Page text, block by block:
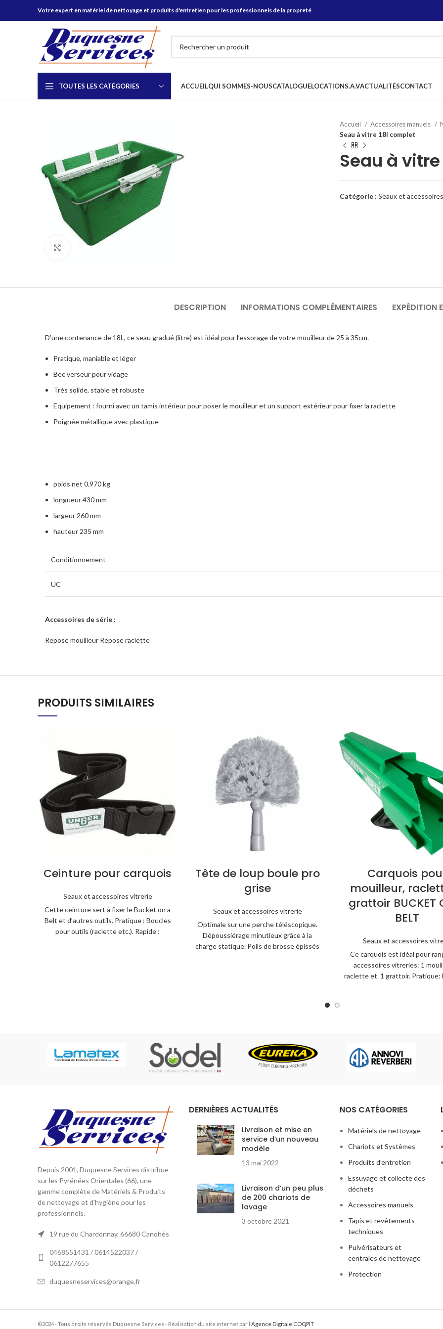
Votre expert en matériel de nettoyage et produits d'entretien pour les professionnels de la propreté
TOUTES LES CATÉGORIES ACCUEILQUI SOMMES-NOUSCATALOGUELOCATIONS.A.VACTUALITÉSCONTACT
Click to enlarge
Accueil Accessoires manuels
Seau à vitre 18l complet
Seau à
Catégorie : Seaux et
DESCRIPTION INFORMATIONS COMPLÉMENTAIRES EXPÉDITION
D’une contenance de 18L, ce seau gradué (litre) est idéal pour l’essorage de votre mouilleur de 25 à 35cm.
Pratique, maniable et léger
Bec verseur pour vidage
Très solide, stable et robuste
Equipement : fourni avec un tamis intérieur pour poser le mouilleur et un support extérieur pour fixer la raclette
Poignée métallique avec plastique
poids net 0.970 kg
longueur 430 mm
largeur 260 mm
hauteur 235 mm
Conditionnement
UC
Accessoires de série :
Repose mouilleur Repose raclette
PRODUITS SIMILAIRES
Ceinture pour carquois
Seaux et accessoires vitrerie
Cette ceinture sert à fixer le Bucket on a
Belt et d’autres outils. Pratique : Boucles
pour outils (raclette etc.). Rapide :
Tête de loup boule pro
grise
Seaux et accessoires vitrerie
Optimale sur une perche téléscopique.
Dépoussiérage minutieux grâce à la
charge statique. Poils de brosse épissés
Carquois
mouilleur,
grattoir BUCKET
BELT
Seaux et accessoires
Ce carquois est idéal pour
accessoires vitreries: 1
raclette et 1 grattoir. Pratique:
Depuis 2001, Duquesne Services distribue
sur les Pyrénées Orientales (66), une
gamme complète de Matériels & Produits
de nettoyage et d'hygiène pour les
professionnels.
19 rue du Chardonnay, 66680 Canohès
0468551431 / 0614522037 /
0612277655
duquesneservices@orange.fr
DERNIÈRES ACTUALITÉS
Livraison et mise en
service d’un nouveau
modèle
13 mai 2022
Livraison d’un peu plus
de 200 chariots de
lavage
3 octobre 2021
NOS CATÉGORIES
Matériels de nettoyage
Chariots et Systèmes
Produits d’entretien
Essuyage et collecte des
déchets
Accessoires manuels
Tapis et revêtements
techniques
Pulvérisateurs et
centrales de nettoyage
Protection
©2024 - Tous droits réservés Duquesne Services - Réalisation du site internet par l'Agence Digitale COQPIT